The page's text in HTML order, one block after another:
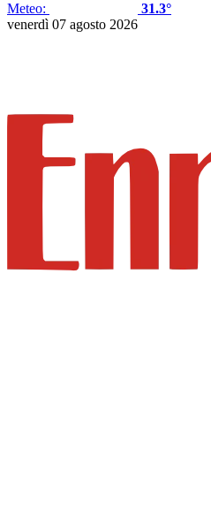
Meteo:
31.3°
venerdì 07 agosto 2026